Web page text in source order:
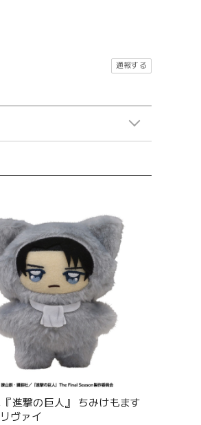
通報する
進撃の巨人』 ちみけもます
ヴァイ